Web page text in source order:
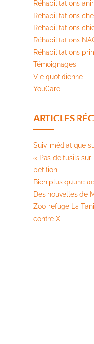
Réhabilitations
Réhabilitations
Réhabilitations
Réhabilitations
Réhabilitations
Témoignages
Vie quotidienne
YouCare
ARTICLES
Suivi médiatique
« Pas de fusils
pétition​
Bien plus qu’une
Des nouvelles de
Zoo-refuge La
contre X